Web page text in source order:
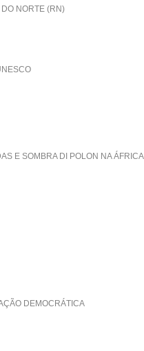
NORTE (RN)
E SOMBRA DI POLON NA ÁFRICA
DEMOCRÁTICA